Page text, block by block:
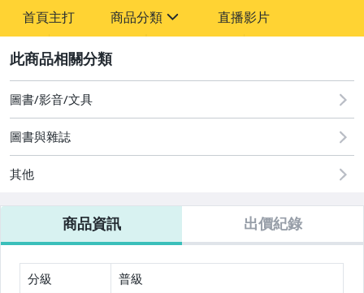
首頁主打 商品分類
圖書/影音/文具
直播影片
圖書/影音/文具
圖書與雜誌
其他
商品資訊 出價紀錄
分級 普級